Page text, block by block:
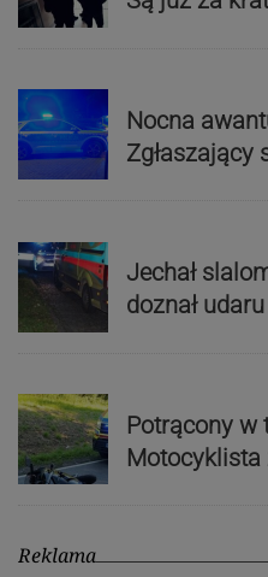
Nocna
Zgłaszający
Jechał
doznał udaru
Potrącony w
Motocyklista
Reklama